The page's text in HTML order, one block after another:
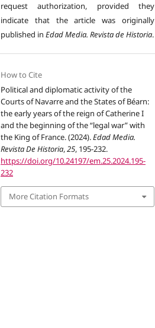
request authorization, provided they
indicate that the article was originally
published inEdad Media. Revista de Historia.
How to Cite
Political and diplomatic activity of the
Courts of Navarre and the States of Béarn:
the early years of the reign of Catherine I
and the beginning of the “legal war” with
the King of France. (2024).Edad Media.
Revista De Historia,25, 195-232.
https://doi.org/10.24197/em.25.2024.195-
232
More Citation Formats